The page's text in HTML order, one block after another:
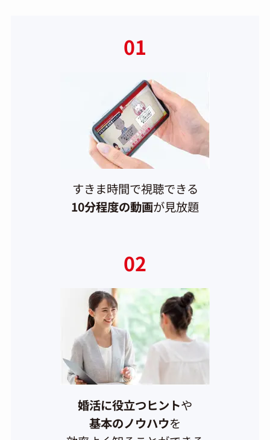
01
すきま時間で視聴できる
10分程度の動画が見放題
02
婚活に役立つヒントや
基本のノウハウを